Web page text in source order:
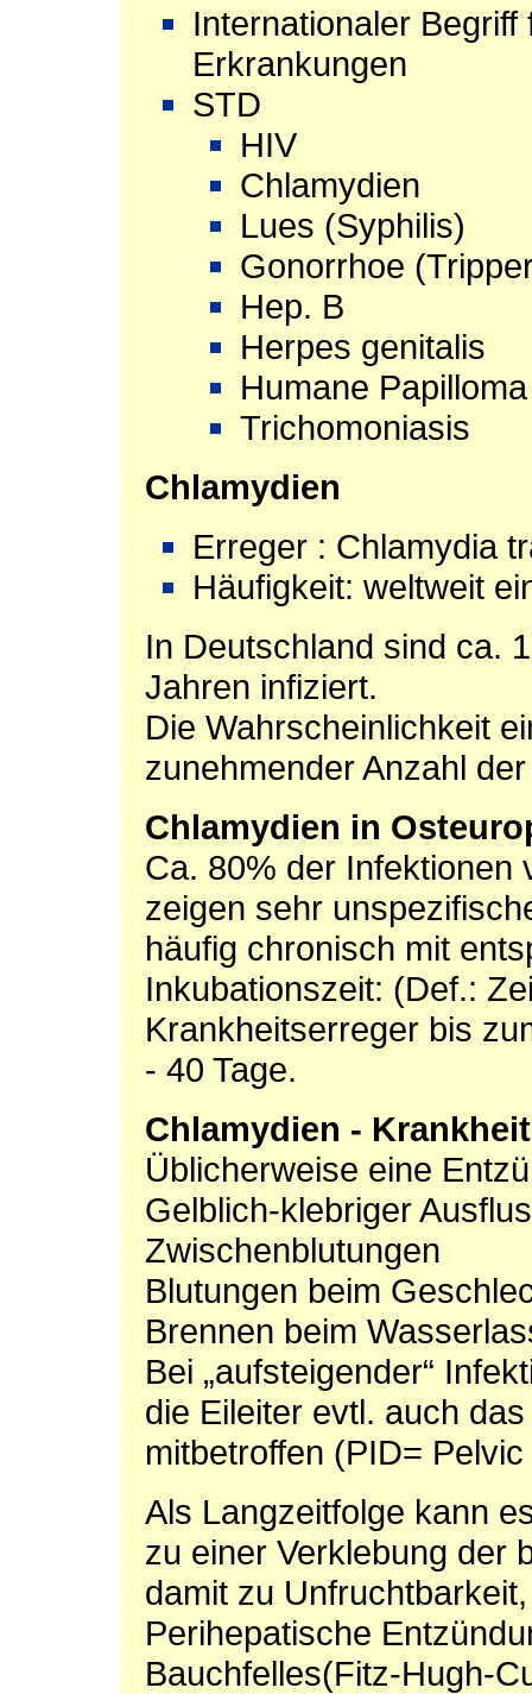
Internationaler
Erkrankungen
STD
HIV
Chlamydien
Lues (Syphilis)
Gonorrhoe
Hep. B
Herpes genitalis
Humane
Trichomoniasis
Chlamydien
Erreger : Chlamydia
Häufigkeit: weltweit
In Deutschland sind ca.
Jahren infiziert.
Die Wahrscheinlichkeit
zunehmender Anzahl
Chlamydien in
Ca. 80% der Infektionen
zeigen sehr
häufig chronisch mit
Inkubationszeit: (Def.:
Krankheitserreger bis
- 40 Tage.
Chlamydien -
Üblicherweise eine
Gelblich-klebriger
Zwischenblutungen
Blutungen beim
Brennen beim
Bei „aufsteigender“
die Eileiter evtl. auch
mitbetroffen (PID=
Als Langzeitfolge kann
zu einer Verklebung der
damit zu Unfruchtbarkeit,
Perihepatische
Bauchfelles(Fitz-Hugh-